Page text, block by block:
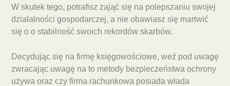
W skutek tego, potrafisz zająć się na polepszaniu swojej
działalności gospodarczej, a nie obawiasz się martwić
się o o stabilność swoich rekordów skarbów.
Decydując się na firmę księgowościowe, weź pod uwagę
zwracając uwagę na to metody bezpieczeństwa ochrony
używa oraz czy firma rachunkowa posiada włada